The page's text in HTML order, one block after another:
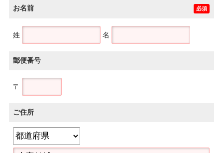
お名前 必須
姓 名
郵便番号
〒
ご住所